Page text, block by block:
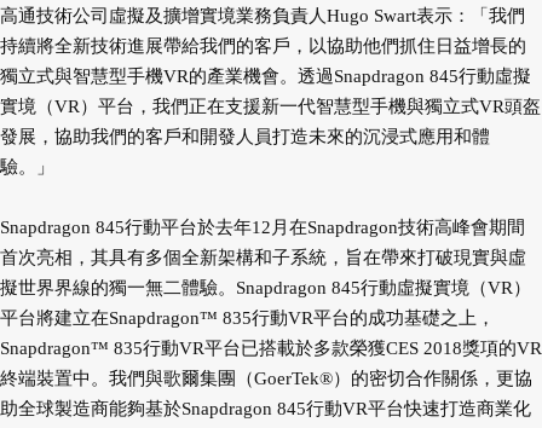
高通技術公司虛擬及擴增實境業務負責人Hugo Swart表示：「我們
持續將全新技術進展帶給我們的客戶，以協助他們抓住日益增長的
獨立式與智慧型手機VR的產業機會。透過Snapdragon 845行動虛擬
實境（VR）平台，我們正在支援新一代智慧型手機與獨立式VR頭盔
發展，協助我們的客戶和開發人員打造未來的沉浸式應用和體
驗。」
Snapdragon 845行動平台於去年12月在Snapdragon技術高峰會期間
首次亮相，其具有多個全新架構和子系統，旨在帶來打破現實與虛
擬世界界線的獨一無二體驗。Snapdragon 845行動虛擬實境（VR）
平台將建立在Snapdragon™ 835行動VR平台的成功基礎之上，
Snapdragon™ 835行動VR平台已搭載於多款榮獲CES 2018獎項的VR
終端裝置中。我們與歌爾集團（GoerTek®）的密切合作關係，更協
助全球製造商能夠基於Snapdragon 845行動VR平台快速打造商業化